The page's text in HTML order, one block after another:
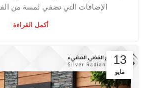
الإضافات التي تضفي لمسة من
أكمل القراءة
13
مايو